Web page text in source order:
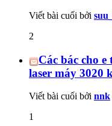
Viết bài cuối bởi
2
Các bác cho
laser máy 3020
Viết bài cuối bởi nnk
1